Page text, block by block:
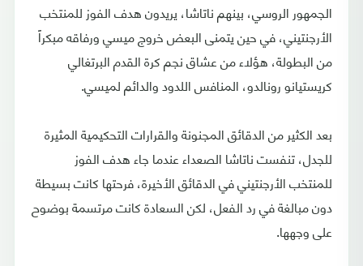
الجمهور الروسي، بينهم ناتاشا، يريدون هدف الفوز للمنتخب
الأرجنتيني، في حين يتمنى البعض خروج ميسي ورفاقه مبكراً
من البطولة، هؤلاء من عشاق نجم كرة القدم البرتغالي
كريستيانو رونالدو، المنافس اللدود والدائم لميسي.
بعد الكثير من الدقائق المجنونة والقرارات التحكيمية المثيرة
للجدل، تنفست ناتاشا الصعداء عندما جاء هدف الفوز
للمنتخب الأرجنتيني في الدقائق الأخيرة، فرحتها كانت بسيطة
دون مبالغة في رد الفعل، لكن السعادة كانت مرتسمة بوضوح
على وجهها.